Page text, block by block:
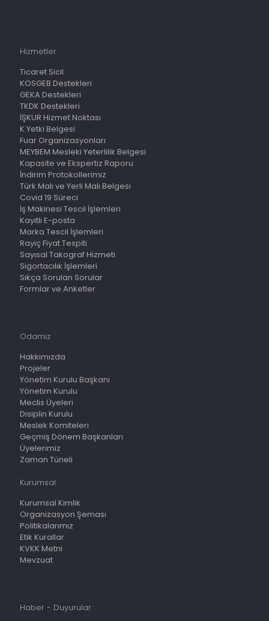
Hizmetler
Ticaret Sicil
KOSGEB Destekleri
GEKA Destekleri
TKDK Destekleri
İŞKUR Hizmet Noktası
K Yetki Belgesi
Fuar Organizasyonları
MEYBEM Mesleki Yeterlilik Belgesi
Kapasite ve Ekspertiz Raporu
İndirim Protokollerimiz
Türk Malı ve Yerli Malı Belgesi
Covid 19 Süreci
İş Makinesi Tescil İşlemleri
Kayıtlı E-posta
Marka Tescil İşlemleri
Rayiç Fiyat Tespiti
Sayısal Takograf Hizmeti
Sigortacılık İşlemleri
Sıkça Sorulan Sorular
Formlar ve Anketler
Odamız
Hakkımızda
Projeler
Yönetim Kurulu Başkanı
Yönetim Kurulu
Meclis Üyeleri
Disiplin Kurulu
Meslek Komiteleri
Geçmiş Dönem Başkanları
Üyelerimiz
Zaman Tüneli
Kurumsal
Kurumsal Kimlik
Organizasyon Şeması
Politikalarımız
Etik Kurallar
KVKK Metni
Mevzuat
Haber - Duyurular